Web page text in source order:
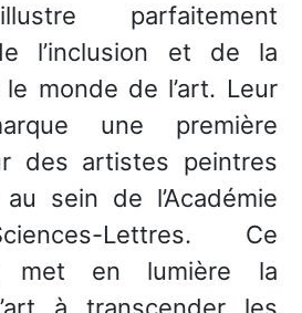
parfaitement
l’inclusion et de la
monde de l’art. Leur
une première
des artistes peintres
sein de l’Académie
Lettres. Ce
met en lumière la